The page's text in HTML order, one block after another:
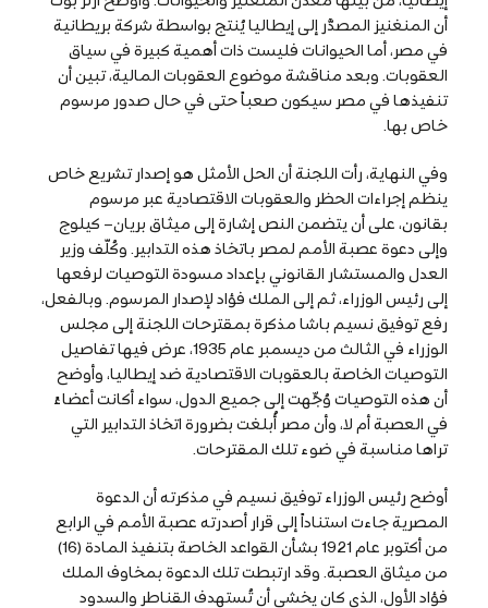
أن المنغنيز المصدَّر إلى إيطاليا يُنتج بواسطة شركة بريطانية
في مصر، أما الحيوانات فليست ذات أهمية كبيرة في سياق
العقوبات. وبعد مناقشة موضوع العقوبات المالية، تبين أن
تنفيذها في مصر سيكون صعباً حتى في حال صدور مرسوم
خاص بها.
وفي النهاية، رأت اللجنة أن الحل الأمثل هو إصدار تشريع خاص
ينظم إجراءات الحظر والعقوبات الاقتصادية عبر مرسوم
بقانون، على أن يتضمن النص إشارة إلى ميثاق بريان– كيلوج
وإلى دعوة عصبة الأمم لمصر باتخاذ هذه التدابير. وكُلّف وزير
العدل والمستشار القانوني بإعداد مسودة التوصيات لرفعها
إلى رئيس الوزراء، ثم إلى الملك فؤاد لإصدار المرسوم. وبالفعل،
رفع توفيق نسيم باشا مذكرة بمقترحات اللجنة إلى مجلس
الوزراء في الثالث من ديسمبر عام 1935، عرض فيها تفاصيل
التوصيات الخاصة بالعقوبات الاقتصادية ضد إيطاليا، وأوضح
أن هذه التوصيات وُجِّهت إلى جميع الدول، سواء أكانت أعضاءً
في العصبة أم لا، وأن مصر أُبلغت بضرورة اتخاذ التدابير التي
تراها مناسبة في ضوء تلك المقترحات.
أوضح رئيس الوزراء توفيق نسيم في مذكرته أن الدعوة
المصرية جاءت استناداً إلى قرار أصدرته عصبة الأمم في الرابع
من أكتوبر عام 1921 بشأن القواعد الخاصة بتنفيذ المادة (16)
من ميثاق العصبة. وقد ارتبطت تلك الدعوة بمخاوف الملك
فؤاد الأول، الذي كان يخشى أن تُستهدف القناطر والسدود